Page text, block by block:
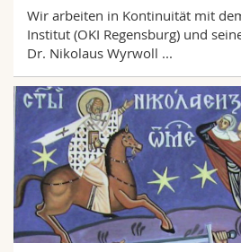
Wir arbeiten in Kontinuität mit
Institut (OKI Regensburg) und
Dr. Nikolaus Wyrwoll ...